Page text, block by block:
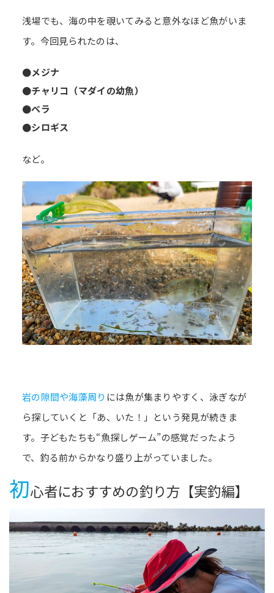
浅場でも、海の中を覗いてみると意外なほど魚がいま
す。今回見られたのは、
●メジナ
●チャリコ（マダイの幼魚）
●ベラ
●シロギス
など。
岩の隙間や海藻周り には魚が集まりやすく、泳ぎなが
ら探していくと「あ、いた！」という発見が続きま
す。子どもたちも“魚探しゲーム”の感覚だったよう
で、釣る前からかなり盛り上がっていました。
初心者におすすめの釣り方【実釣編】